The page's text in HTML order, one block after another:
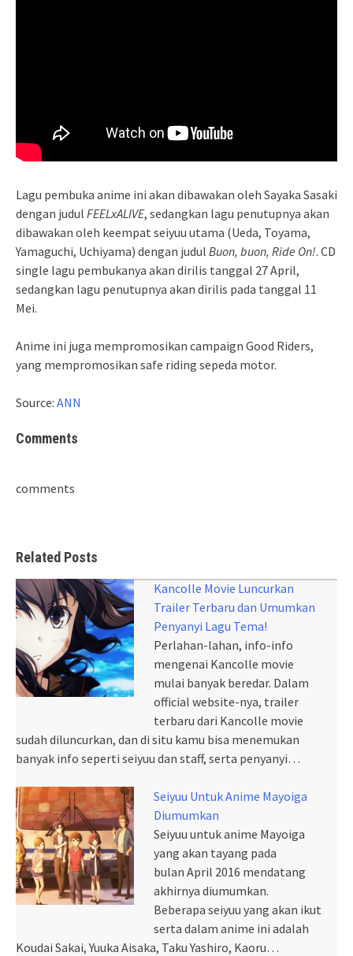
Lagu pembuka anime ini akan dibawakan oleh Sayaka Sasaki
dengan judul FEELxALIVE, sedangkan lagu penutupnya akan
dibawakan oleh keempat seiyuu utama (Ueda, Toyama,
Yamaguchi, Uchiyama) dengan judul Buon, buon, Ride On!. CD
single lagu pembukanya akan dirilis tanggal 27 April,
sedangkan lagu penutupnya akan dirilis pada tanggal 11
Mei.
Anime ini juga mempromosikan campaign Good Riders,
yang mempromosikan safe riding sepeda motor.
Source: ANN
Comments
comments
Related Posts
Kancolle Movie Luncurkan
Trailer Terbaru dan Umumkan
Penyanyi Lagu Tema!
Perlahan-lahan, info-info
mengenai Kancolle movie
mulai banyak beredar. Dalam
official website-nya, trailer
terbaru dari Kancolle movie
sudah diluncurkan, dan di situ kamu bisa menemukan
banyak info seperti seiyuu dan staff, serta penyanyi…
Seiyuu Untuk Anime Mayoiga
Diumumkan
Seiyuu untuk anime Mayoiga
yang akan tayang pada
bulan April 2016 mendatang
akhirnya diumumkan.
Beberapa seiyuu yang akan ikut
serta dalam anime ini adalah
Koudai Sakai, Yuuka Aisaka, Taku Yashiro, Kaoru…